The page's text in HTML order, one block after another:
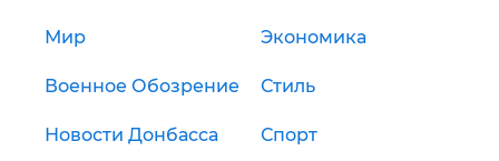
Мир Экономика
Военное Обозрение Стиль
Новости Донбасса Спорт